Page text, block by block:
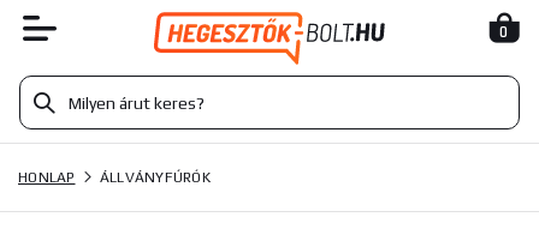
0
HONLAP ÁLLVÁNYFÚRÓK